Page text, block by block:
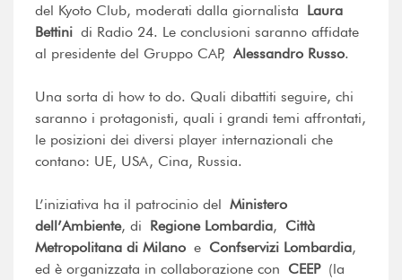
del Kyoto Club, moderati dalla giornalista Laura
Bettini di Radio 24. Le conclusioni saranno affidate
al presidente del Gruppo CAP, Alessandro Russo.
Una sorta di how to do. Quali dibattiti seguire, chi
saranno i protagonisti, quali i grandi temi affrontati,
le posizioni dei diversi player internazionali che
contano: UE, USA, Cina, Russia.
L’iniziativa ha il patrocinio del Ministero
dell’Ambiente, di Regione Lombardia, Città
Metropolitana di Milano e Confservizi Lombardia,
ed è organizzata in collaborazione con CEEP(la